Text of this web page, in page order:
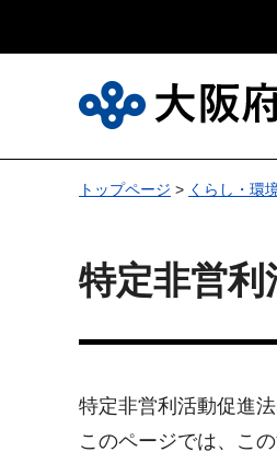
トップページ > くらし・環
特定非営
特定非営利活動促進
このページでは、こ